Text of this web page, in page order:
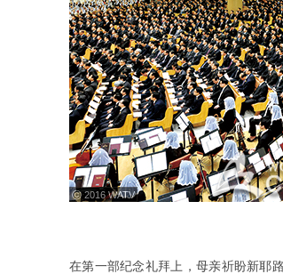
ⓒ 2016 WATV
在第一部纪念礼拜上，母亲祈盼新耶